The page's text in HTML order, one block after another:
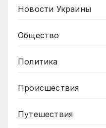
Новости Украины
Общество
Политика
Происшествия
Путешествия